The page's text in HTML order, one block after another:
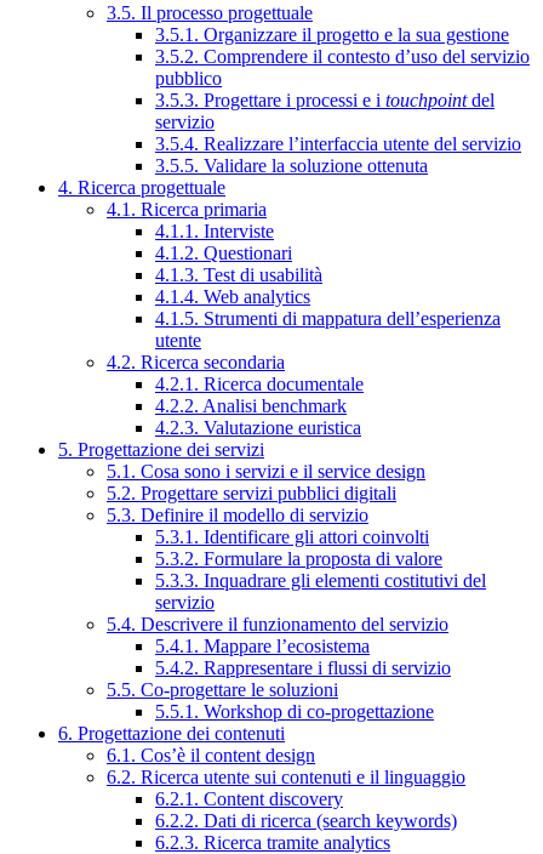
3.5. Il processo progettuale
3.5.1. Organizzare il progetto e la sua gestione
3.5.2. Comprendere il contesto d’uso del servizio
pubblico
3.5.3. Progettare i processi e i touchpointdel
servizio
3.5.4. Realizzare l’interfaccia utente del servizio
3.5.5. Validare la soluzione ottenuta
4. Ricerca progettuale
4.1. Ricerca primaria
4.1.1. Interviste
4.1.2. Questionari
4.1.3. Test di usabilità
4.1.4. Web analytics
4.1.5. Strumenti di mappatura dell’esperienza
utente
4.2. Ricerca secondaria
4.2.1. Ricerca documentale
4.2.2. Analisi benchmark
4.2.3. Valutazione euristica
5. Progettazione dei servizi
5.1. Cosa sono i servizi e il service design
5.2. Progettare servizi pubblici digitali
5.3. Definire il modello di servizio
5.3.1. Identificare gli attori coinvolti
5.3.2. Formulare la proposta di valore
5.3.3. Inquadrare gli elementi costitutivi del
servizio
5.4. Descrivere il funzionamento del servizio
5.4.1. Mappare l’ecosistema
5.4.2. Rappresentare i flussi di servizio
5.5. Co-progettare le soluzioni
5.5.1. Workshop di co-progettazione
6. Progettazione dei contenuti
6.1. Cos’è il content design
6.2. Ricerca utente sui contenuti e il linguaggio
6.2.1. Content discovery
6.2.2. Dati di ricerca (search keywords)
6.2.3. Ricerca tramite analytics